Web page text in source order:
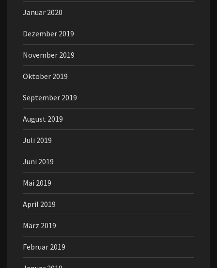
Januar 2020
Dezember 2019
November 2019
Oktober 2019
September 2019
August 2019
Juli 2019
Juni 2019
Mai 2019
April 2019
März 2019
Februar 2019